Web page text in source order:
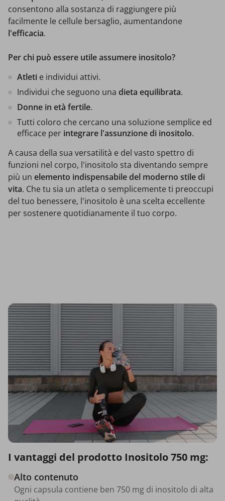
consentono alla sostanza di raggiungere più
facilmente le cellule bersaglio, aumentandone
l'efficacia.
Per chi può essere utile assumere inositolo?
Atleti e individui attivi.
Individui che seguono una dieta equilibrata.
Donne in età fertile.
Tutti coloro che cercano una soluzione semplice ed
efficace per integrare l'assunzione di inositolo.
A causa della sua versatilità e del vasto spettro di
funzioni nel corpo, l'inositolo sta diventando sempre
più un elemento indispensabile del moderno stile di
vita. Che tu sia un atleta o semplicemente ti preoccupi
del tuo benessere, l'inositolo è una scelta eccellente
per sostenere quotidianamente il tuo corpo.
I vantaggi del prodotto Inositolo 750 mg:
Alto contenuto
Ogni capsula contiene ben 750 mg di inositolo di alta